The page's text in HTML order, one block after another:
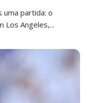
uma partida: o
Los Angeles,...